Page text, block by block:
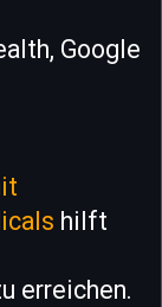
Google
hilft
erreichen.